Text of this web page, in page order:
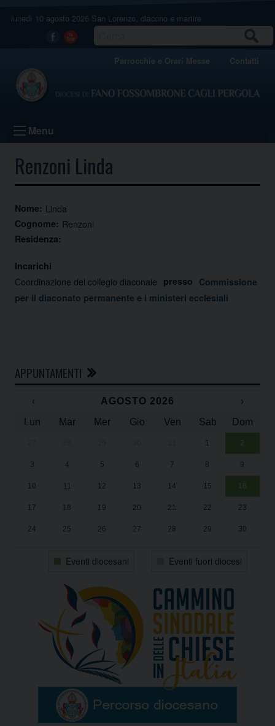
lunedì 10 agosto 2026 San Lorenzo, diacono e martire
Facebook
Youtube
Parrocchie e Orari Messe Contatti
Menu
Renzoni Linda
Nome: Linda
Cognome: Renzoni
Residenza:
Incarichi
Coordinazione del collegio diaconale presso Commissione
per il diaconato permanente e i ministeri ecclesiali
APPUNTAMENTI
‹ AGOSTO 2026
›
Lun
Mar Mer Gio Ven Sab Dom
1 2
3 4 5 6 7 8 9
10 11 12 13 14 15 16
17 18 19 20 21 22 23
24 25 26 27 28 29 30
Eventi diocesani Eventi fuori diocesi